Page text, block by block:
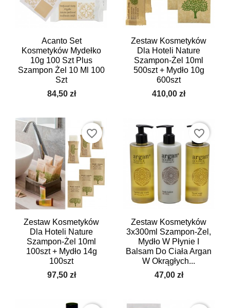
Acanto Set
Kosmetyków Mydełko
10g 100 Szt Plus
Szampon Żel 10 Ml 100
Szt
84,50 zł
Zestaw Kosmetyków
Dla Hoteli Nature
Szampon-Żel 10ml
500szt + Mydło 10g
600szt
410,00 zł
Zestaw Kosmetyków
Dla Hoteli Nature
Szampon-Żel 10ml
100szt + Mydło 14g
100szt
97,50 zł
favorite_border
Zestaw Kosmetyków
3x300ml Szampon-Żel,
Mydło W Płynie I
Balsam Do Ciała Argan
W Okrągłych...
47,00 zł
favorite_border